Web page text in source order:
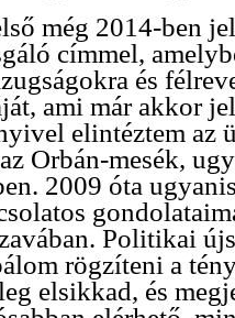
még 2014-ben
címmel,
és
ami már akkor
elintéztem az
Orbán-mesék,
2009 óta
Politikai
rögzíteni a
elsikkad, és